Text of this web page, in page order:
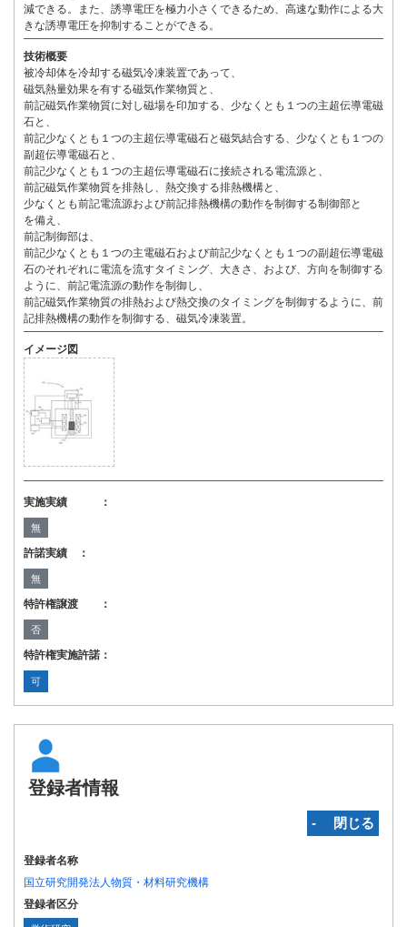
減できる。また、誘導電圧を極力小さくできるため、高速な動作による大
きな誘導電圧を抑制することができる。
技術概要
被冷却体を冷却する磁気冷凍装置であって、
磁気熱量効果を有する磁気作業物質と、
前記磁気作業物質に対し磁場を印加する、少なくとも１つの主超伝導電磁
石と、
前記少なくとも１つの主超伝導電磁石と磁気結合する、少なくとも１つの
副超伝導電磁石と、
前記少なくとも１つの主超伝導電磁石に接続される電流源と、
前記磁気作業物質を排熱し、熱交換する排熱機構と、
少なくとも前記電流源および前記排熱機構の動作を制御する制御部と
を備え、
前記制御部は、
前記少なくとも１つの主電磁石および前記少なくとも１つの副超伝導電磁
石のそれぞれに電流を流すタイミング、大きさ、および、方向を制御する
ように、前記電流源の動作を制御し、
前記磁気作業物質の排熱および熱交換のタイミングを制御するように、前
記排熱機構の動作を制御する、磁気冷凍装置。
イメージ図
実施実績 ：
無
許諾実績 ：
無
特許権譲渡 ：
否
特許権実施許諾：
可
登録者情報
‐ 閉じる
登録者名称
国立研究開発法人物質・材料研究機構
登録者区分